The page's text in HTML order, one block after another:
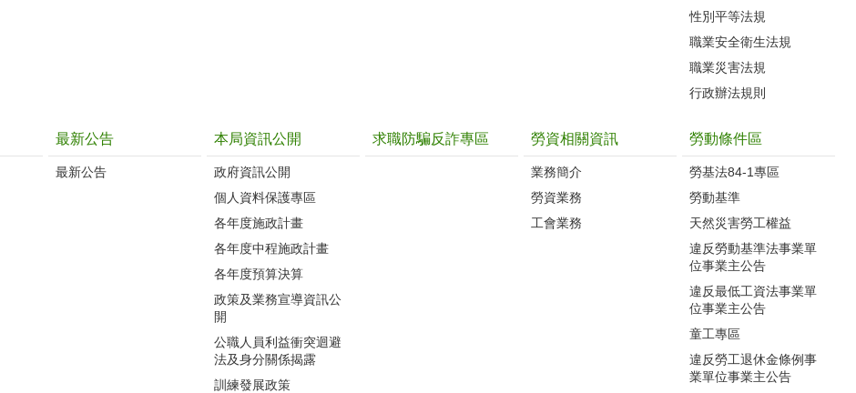
性別平等法規
職業安全衛生法規
職業災害法規
行政辦法規則
最新公告
最新公告
本局資訊公開
政府資訊公開
個人資料保護專區
各年度施政計畫
各年度中程施政計畫
各年度預算決算
政策及業務宣導資訊公
開
公職人員利益衝突迴避
法及身分關係揭露
訓練發展政策
求職防騙反詐專區 勞資相關資訊
業務簡介
勞資業務
工會業務
勞動條件區
勞基法84-1專區
勞動基準
天然災害勞工權益
違反勞動基準法事業單
位事業主公告
違反最低工資法事業單
位事業主公告
童工專區
違反勞工退休金條例事
業單位事業主公告